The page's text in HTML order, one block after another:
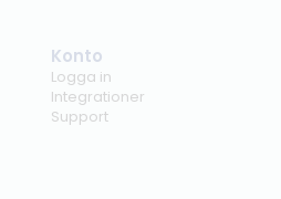
Konto
Logga in
Integrationer
Support